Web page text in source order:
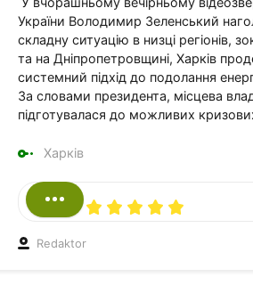
України Володимир Зеленський
складну ситуацію в низці регіонів,
та на Дніпропетровщині, Харків
системний підхід до подолання
За словами президента, місцева
підготувалася до можливих
Харків
Redaktor